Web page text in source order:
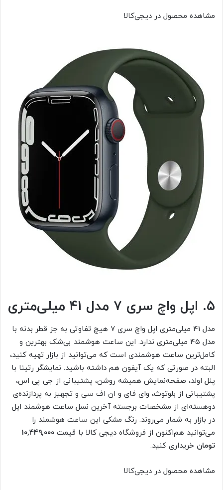
مشاهده محصول در دیجی‌کالا
۵. اپل واچ سری ۷ مدل ۴۱ میلی‌متری
مدل ۴۱ میلی‌متری اپل واچ سری ۷ هیچ تفاوتی به جز قطر بدنه با
مدل ۴۵ میلی‌متری ندارد. این ساعت هوشمند بی‌شک بهترین و
کامل‌ترین ساعت هوشمندی است که می‌توانید از بازار تهیه کنید،
البته در صورتی که یک آیفون هم داشته باشید. نمایشگر رتینا با
پنل اولد، صفحه‌نمایش همیشه روشن، پشتیبانی از جی پی اس،
پشتیبانی از بلوتوث، وای فای و ان اف سی و تجهیز به پردازنده‌ی
دوهسته‌ای از مشخصات برجسته آخرین نسل ساعت‌ هوشمند اپل
در بازار به شمار می‌روند. رنگ مشکی این ساعت هوشمند را
می‌توانید هم‌اکنون از فروشگاه دیجی‌ کالا با قیمت ۱۰,۴۴۹,۰۰۰
تومان خریداری کنید.
مشاهده محصول در دیجی‌کالا